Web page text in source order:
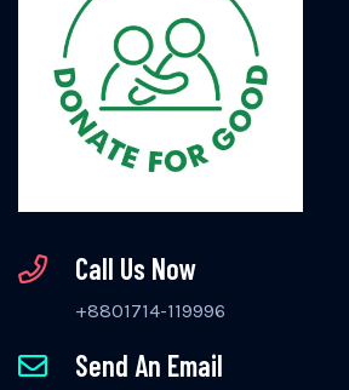
Call Us Now
+8801714-119996
Send An Email